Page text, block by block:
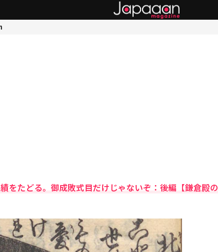
をたどる。御成敗式目だけじゃないぞ：後編【鎌倉殿の